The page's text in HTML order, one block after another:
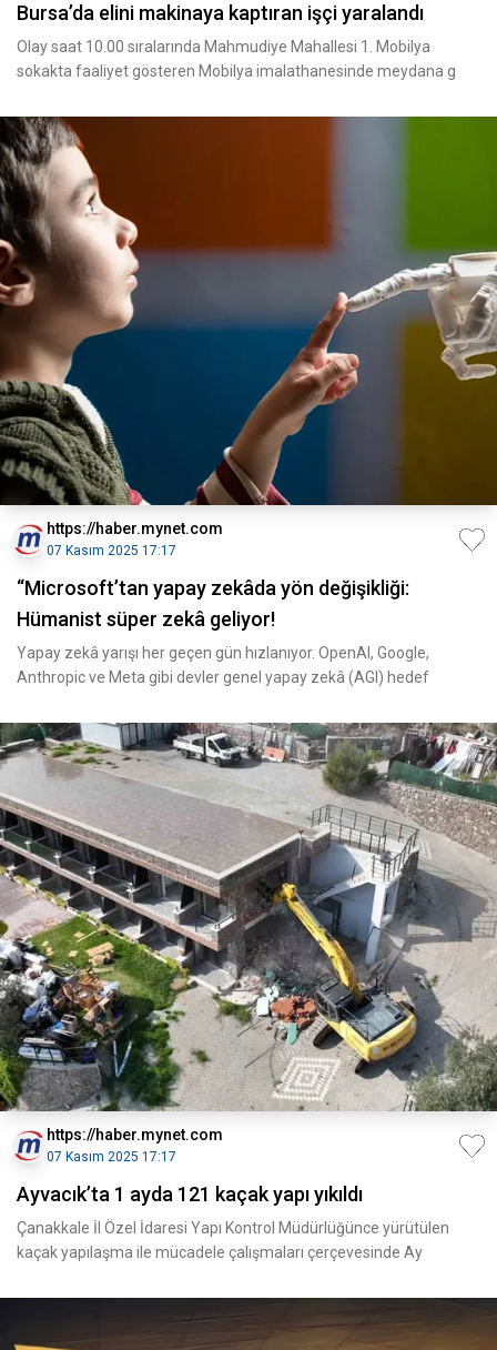
Bursa’da elini makinaya kaptıran işçi yaralandı
Olay saat 10.00 sıralarında Mahmudiye Mahallesi 1. Mobilya
sokakta faaliyet gösteren Mobilya imalathanesinde meydana g
https://haber.mynet.com
07 Kasım 2025 17:17
“Microsoft’tan yapay zekâda yön değişikliği:
Hümanist süper zekâ geliyor!
Yapay zekâ yarışı her geçen gün hızlanıyor. OpenAI, Google,
Anthropic ve Meta gibi devler genel yapay zekâ (AGI) hedef
https://haber.mynet.com
07 Kasım 2025 17:17
Ayvacık’ta 1 ayda 121 kaçak yapı yıkıldı
Çanakkale İl Özel İdaresi Yapı Kontrol Müdürlüğünce yürütülen
kaçak yapılaşma ile mücadele çalışmaları çerçevesinde Ay